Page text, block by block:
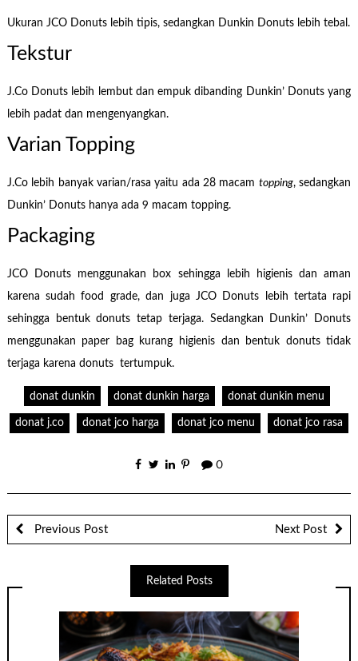
Ukuran JCO Donuts lebih tipis, sedangkan Dunkin Donuts lebih tebal.
Tekstur
J.Co Donuts lebih lembut dan empuk dibanding Dunkin’ Donuts yang
lebih padat dan mengenyangkan.
Varian Topping
J.Co lebih banyak varian/rasa yaitu ada 28 macam topping, sedangkan
Dunkin’ Donuts hanya ada 9 macam topping.
Packaging
JCO Donuts menggunakan box sehingga lebih higienis dan aman
karena sudah food grade, dan juga JCO Donuts lebih tertata rapi
sehingga bentuk donuts tetap terjaga. Sedangkan Dunkin’ Donuts
menggunakan paper bag kurang higienis dan bentuk donuts tidak
terjaga karena donuts tertumpuk.
donat dunkin donat dunkin harga donat dunkin menu
donat j.co donat jco harga donat jco menu donat jco rasa
0
Previous Post Next Post
Related Posts